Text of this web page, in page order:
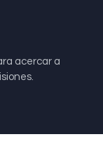
acercar a